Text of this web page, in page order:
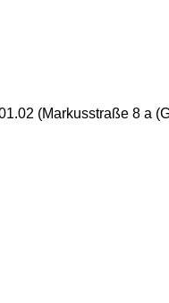
(Markusstraße 8 a